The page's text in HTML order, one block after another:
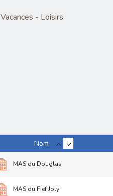
Vacances - Loisirs
Nom
MAS du Douglas
MAS du Fief Joly